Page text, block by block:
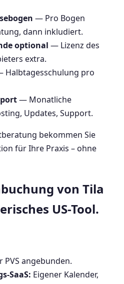
— Pro Bogen
dann inkludiert.
optional — Lizenz des
extra.
Halbtagesschulung pro
— Monatliche
Updates, Support.
bekommen Sie
für Ihre Praxis – ohne
von Tila
US-Tool.
PVS angebunden.
SaaS: Eigener Kalender,